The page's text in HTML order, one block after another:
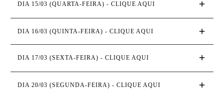
DIA 15/03 (QUARTA-FEIRA) - CLIQUE AQUI
DIA 16/03 (QUINTA-FEIRA) - CLIQUE AQUI
DIA 17/03 (SEXTA-FEIRA) - CLIQUE AQUI
DIA 20/03 (SEGUNDA-FEIRA) - CLIQUE AQUI